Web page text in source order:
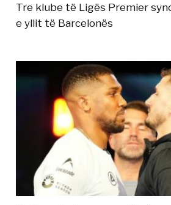
Tre klube të Ligës Premier
e yllit të Barcelonës